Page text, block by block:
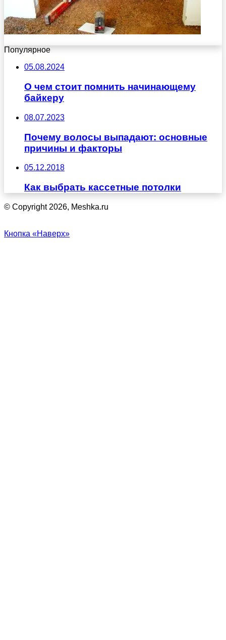
Популярное
05.08.2024
О чем стоит помнить начинающему
байкеру
08.07.2023
Почему волосы выпадают: основные
причины и факторы
05.12.2018
Как выбрать кассетные потолки
© Copyright 2026, Meshka.ru
Кнопка «Наверх»